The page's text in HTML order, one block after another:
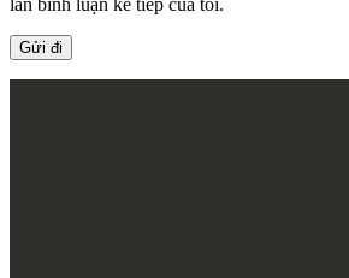
lần bình luận kế tiếp của tôi.